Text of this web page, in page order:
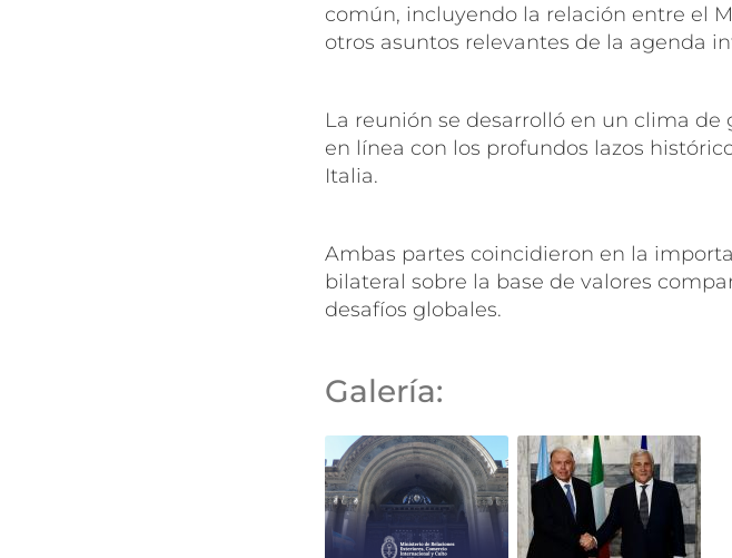
común, incluyendo la relación entre el
otros asuntos relevantes de la agenda
La reunión se desarrolló en un clima
en línea con los profundos lazos
Italia.
Ambas partes coincidieron en la
bilateral sobre la base de valores
desafíos globales.
Galería: